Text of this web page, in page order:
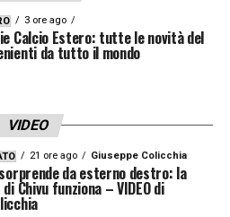
3 ore ago
Calcio Estero: tutte le novità del
da tutto il mondo
VIDEO
21 ore ago Giuseppe Colicchia
da esterno destro: la
di Chivu funziona – VIDEO di